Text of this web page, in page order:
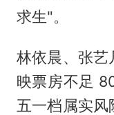
求生"。
林依晨、张艺
映票房不足
五一档属实